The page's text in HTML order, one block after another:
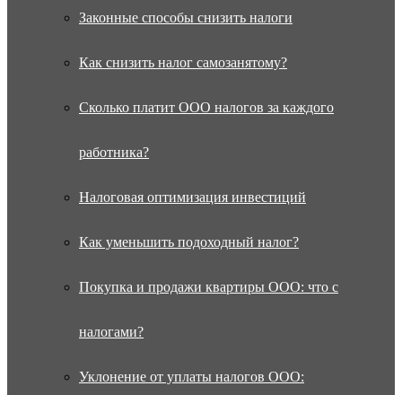
Законные способы снизить налоги
Как снизить налог самозанятому?
Сколько платит ООО налогов за каждого
работника?
Налоговая оптимизация инвестиций
Как уменьшить подоходный налог?
Покупка и продажи квартиры ООО: что с
налогами?
Уклонение от уплаты налогов ООО: